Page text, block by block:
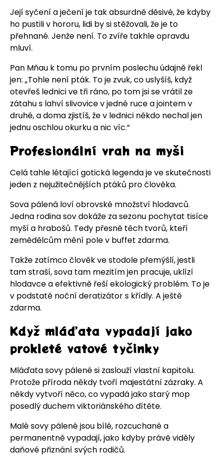
Její syčení a ječení je tak absurdně děsivé, že kdyby
ho pustili v hororu, lidi by si stěžovali, že je to
přehnané. Jenže není. To zvíře takhle opravdu
mluví.
Pan Mňau k tomu po prvním poslechu údajně řekl
jen: „Tohle není pták. To je zvuk, co uslyšíš, když
otevřeš lednici ve tři ráno, po tom jsi se vrátil ze
zátahu s lahví slivovice v jedné ruce a jointem v
druhé, a doma zjistíš, že v lednici někdo nechal jen
jednu oschlou okurku a nic víc.“
Profesionální vrah na myši
Celá tahle létající gotická legenda je ve skutečnosti
jeden z nejužitečnějších ptáků pro člověka.
Sova pálená loví obrovské množství hlodavců.
Jedna rodina sov dokáže za sezonu pochytat tisíce
myší a hrabošů. Tedy přesně těch tvorů, kteří
zemědělcům mění pole v buffet zdarma.
Takže zatímco člověk ve stodole přemýšlí, jestli
tam straší, sova tam mezitím jen pracuje, uklízí
hlodavce a efektivně řeší ekologický problém. To je
v podstatě noční deratizátor s křídly. A ještě
zdarma.
Když mláďata vypadají jako
prokleté vatové tyčinky
Mláďata sovy pálené si zaslouží vlastní kapitolu.
Protože příroda někdy tvoří majestátní zázraky. A
někdy vytvoří něco, co vypadá jako starý mop
posedlý duchem viktoriánského dítěte.
Malé sovy pálené jsou bílé, rozcuchané a
permanentně vypadají, jako kdyby právě viděly
daňové přiznání svých rodičů.